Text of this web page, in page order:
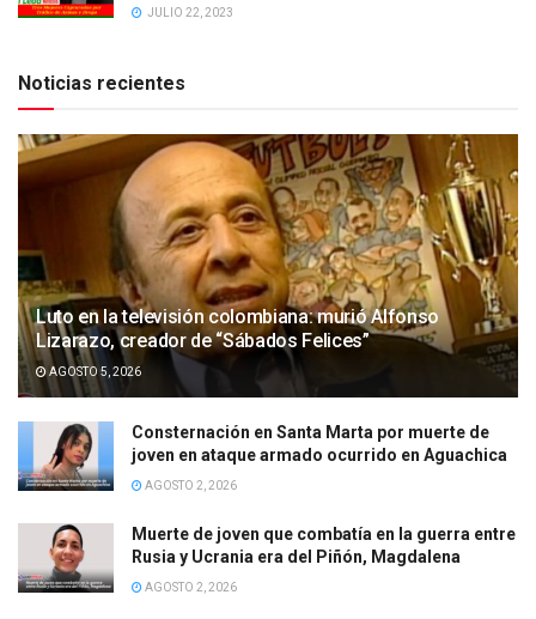
JULIO 22, 2023
Noticias recientes
Luto en la televisión colombiana: murió Alfonso
Lizarazo, creador de “Sábados Felices”
AGOSTO 5, 2026
Consternación en Santa Marta por muerte de
joven en ataque armado ocurrido en Aguachica
AGOSTO 2, 2026
Muerte de joven que combatía en la guerra entre
Rusia y Ucrania era del Piñón, Magdalena
AGOSTO 2, 2026